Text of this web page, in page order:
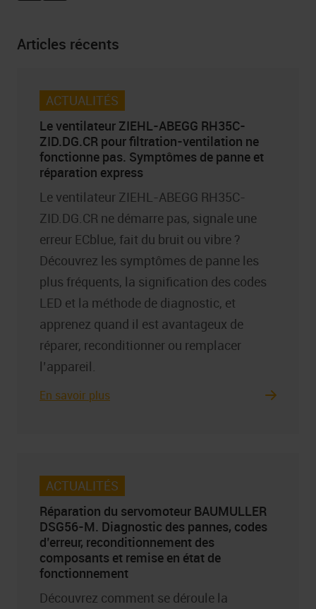
Articles récents
ACTUALITÉS
Le ventilateur ZIEHL-ABEGG RH35C-
ZID.DG.CR pour filtration-ventilation ne
fonctionne pas. Symptômes de panne et
réparation express
Le ventilateur ZIEHL-ABEGG RH35C-
ZID.DG.CR ne démarre pas, signale une
erreur ECblue, fait du bruit ou vibre ?
Découvrez les symptômes de panne les
plus fréquents, la signification des codes
LED et la méthode de diagnostic, et
apprenez quand il est avantageux de
réparer, reconditionner ou remplacer
l’appareil.
En savoir plus
ACTUALITÉS
Réparation du servomoteur BAUMULLER
DSG56-M. Diagnostic des pannes, codes
d’erreur, reconditionnement des
composants et remise en état de
fonctionnement
Découvrez comment se déroule la